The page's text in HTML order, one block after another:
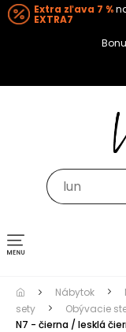
Extra zľava 7 %
EXTRA7
Toggle
Nábytok
sety
Obývacie
N7 - čierna / lesklá